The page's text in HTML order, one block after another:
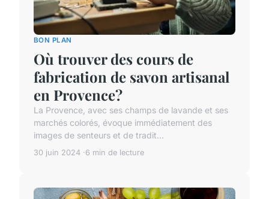
BON PLAN
Où trouver des cours de
fabrication de savon artisanal
en Provence?
La Provence, avec ses champs de lavande et ses
marchés colorés, évoque immédiatement des
images de senteurs et de tradit...
30 juin 2024 6 min de lecture